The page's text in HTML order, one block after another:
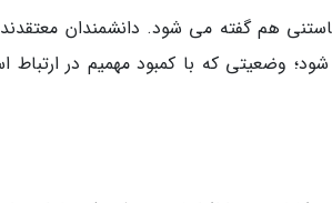
هم گفته می شود. دانشمندان
وضعیتی که با کمبود مهمیم در ارتباط